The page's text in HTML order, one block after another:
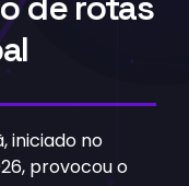
iniciado no
provocou o